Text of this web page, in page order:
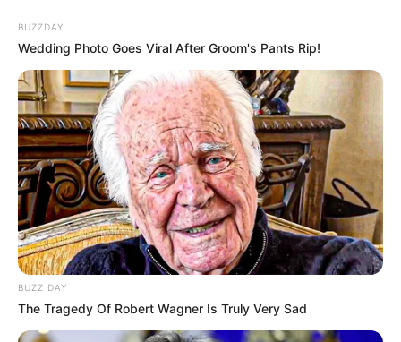
BUZZDAY
Wedding Photo Goes Viral After Groom's Pants Rip!
BUZZ DAY
The Tragedy Of Robert Wagner Is Truly Very Sad